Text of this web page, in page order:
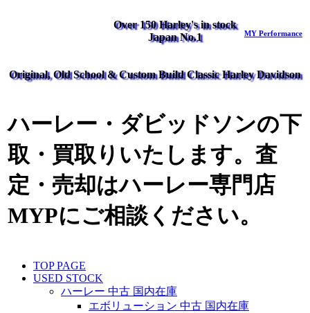
Over 150 Harley's in stock
Japan No.1
MY Performance
Original, Old School & Custom Build Classic Harley Davidson
ハーレー・ダビッドソンの下
取・買取りいたします。査
定・売却はハーレー専門店
MYPにご相談ください。
TOP PAGE
USED STOCK
ハーレー 中古 国内在庫
エボリューション 中古 国内在庫